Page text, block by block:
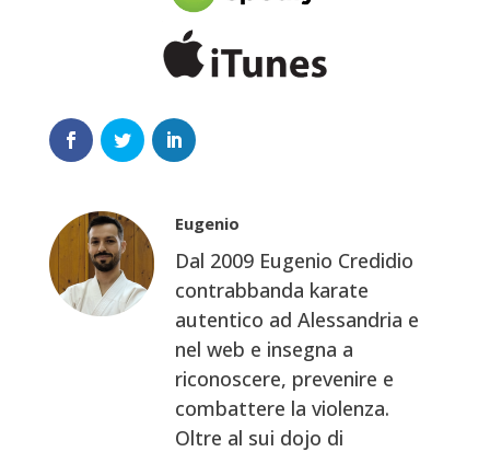
Eugenio
Dal 2009 Eugenio Credidio
contrabbanda karate
autentico ad Alessandria e
nel web e insegna a
riconoscere, prevenire e
combattere la violenza.
Oltre al sui dojo di